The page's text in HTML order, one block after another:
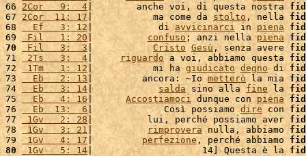
66 2Cor   9:  4 |        anche voi, di questa nostra
67 2Cor  11: 17 |           ma come da stolto , nella
68
  Ef   3: 12
|            di avvicinarci in piena
69 Fil   1: 20| confuso; anzi nella piena
70
Fil   3:  3 | Cristo Gesù , senza avere
71 2Ts   3:  4 | riguardo a voi, abbiamo questa
72
1Tm   1: 12|           mi ha giudicato degno di
73
  Eb   2: 13
|         ancora: ~Io metterò la mia
74
  Eb   3: 14
| salda sino alla fine la
75
  Eb   4: 16
| Accostiamoci dunque con piena
76
  Eb  13:  6
|             Così possiamo dire con
77
1Gv   2: 28 |          lui, perché possiamo aver
78 1Gv   3: 21 | rimprovera nulla, abbiamo
79 1Gv   4: 17 | perfezione, perché abbiamo
80
1Gv   5: 14|                    14] Questa è la